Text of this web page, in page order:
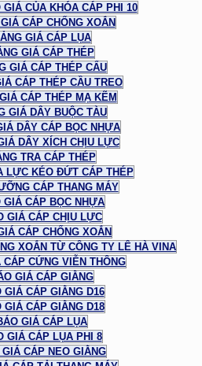
GIÁ CỦA KHÓA CÁP PHI 10
CÁP CHỐNG XOẮN
GIÁ CÁP LỤA
GIÁ CÁP THÉP
GIÁ CÁP THÉP CẨU
CÁP THÉP CẦU TREO
CÁP THÉP MẠ KẼM
GIÁ DÂY BUỘC TÀU
DÂY CÁP BỌC NHỰA
DÂY XÍCH CHỊU LỰC
TRA CÁP THÉP
LỰC KÉO ĐỨT CÁP THÉP
CÁP THANG MÁY
GIÁ CÁP BỌC NHỰA
GIÁ CÁP CHỊU LỰC
CÁP CHỐNG XOẮN
XOẮN TỪ CÔNG TY LÊ HÀ VINA
CÁP CỨNG VIỄN THÔNG
GIÁ CÁP GIẰNG
GIÁ CÁP GIẰNG D16
GIÁ CÁP GIẰNG D18
GIÁ CÁP LỤA
GIÁ CÁP LỤA PHI 8
CÁP NEO GIẰNG